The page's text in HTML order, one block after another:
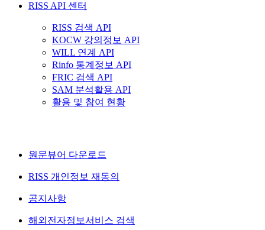
RISS API 센터
RISS 검색 API
KOCW 강의정보 API
WILL 연계 API
Rinfo 통계정보 API
FRIC 검색 API
SAM 분석활용 API
활용 및 참여 현황
원문뷰어 다운로드
RISS 개인정보 재동의
공지사항
해외전자정보서비스 검색